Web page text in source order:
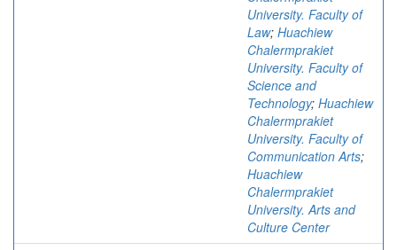
University. Faculty of
Law; Huachiew
Chalermprakiet
University. Faculty of
Science and
Technology; Huachiew
Chalermprakiet
University. Faculty of
Communication Arts;
Huachiew
Chalermprakiet
University. Arts and
Culture Center